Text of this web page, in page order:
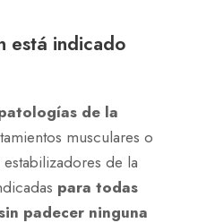
está indicado
de la
musculares o
de la
para todas
padecer ninguna